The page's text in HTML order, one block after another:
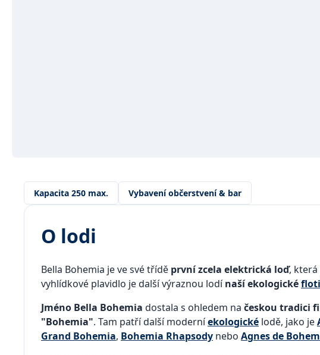
Kapacita 250 max. Vybavení občerstvení & bar
O lodi
Bella Bohemia je ve své třídě první zcela elektrická loď, která
vyhlídkové plavidlo je další výraznou lodínaší ekologické
Jméno Bella Bohemia dostala s ohledem na českou tradici
"Bohemia". Tam patří další moderníekologické lodě, jako je
Grand Bohemia, Bohemia Rhapsody nebo Agnes de